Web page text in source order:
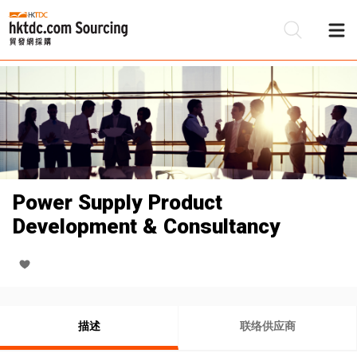
Power Supply Product
Development & Consultancy
描述 联络供应商